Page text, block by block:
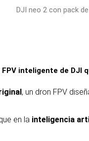
DJI neo 2 con pack
FPV inteligente de DJI
, un dron FPV
en la inteligencia